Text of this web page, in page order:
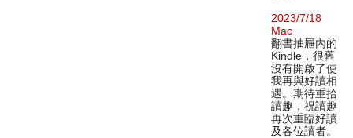
2023/7/18
Mac
翻書抽屜內的
Kindle，很舊
沒有開啟了使
我再與好讀相
遇。期待重拾
讀趣，祝讀趣
再次重臨好讀
及各位讀者。